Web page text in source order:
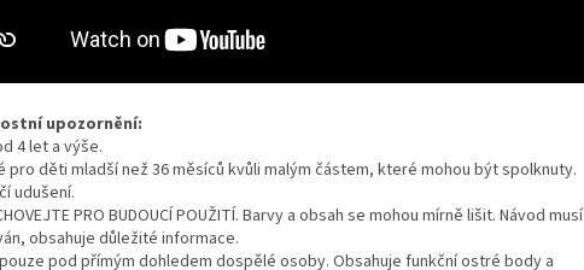
upozornění:
4 let a výše.
pro děti mladší než 36 měsíců kvůli malým částem, které mohou být spolknuty.
udušení.
PRO BUDOUCÍ POUŽITÍ. Barvy a obsah se mohou mírně lišit. Návod musí
obsahuje důležité informace.
pod přímým dohledem dospělé osoby. Obsahuje funkční ostré body a